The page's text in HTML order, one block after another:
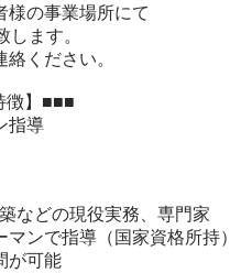
様の事業場所にて
します。
ください。
徴】■■■
指導
などの現役実務、専門家
ンで指導（国家資格所持）
が可能